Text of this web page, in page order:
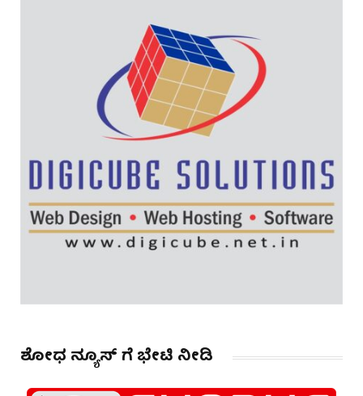
ಶೋಧ ನ್ಯೂಸ್ ಗೆ ಭೇಟಿ ನೀಡಿ